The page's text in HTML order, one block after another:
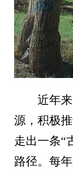
近年来
源，积极
走出一条“
路径。每